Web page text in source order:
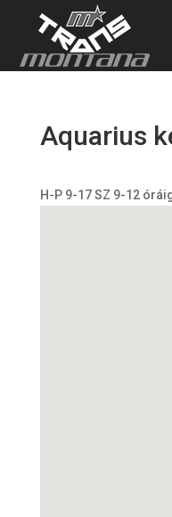
Aquarius
H-P 9-17 SZ 9-12